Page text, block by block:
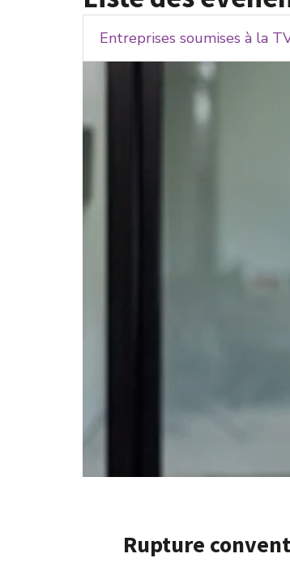
Entreprises soumises à la
Rupture